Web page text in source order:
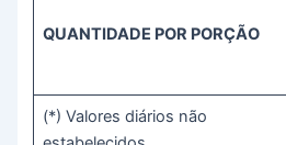
QUANTIDADE POR PORÇÃO
(*) Valores diários não